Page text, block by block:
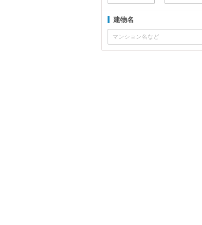
建物名